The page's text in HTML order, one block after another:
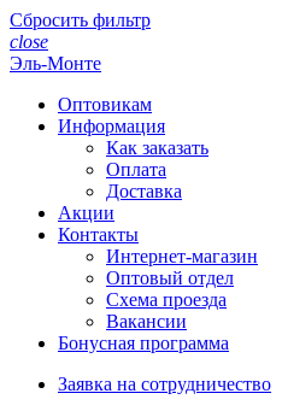
Сбросить фильтр
close
Эль-Монте
Оптовикам
Информация
Как заказать
Оплата
Доставка
Акции
Контакты
Интернет-магазин
Оптовый отдел
Схема проезда
Вакансии
Бонусная программа
Заявка на сотрудничество